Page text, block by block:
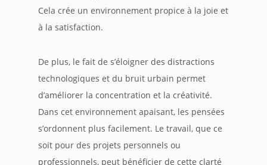
Cela crée un environnement propice à la joie et
à la satisfaction.
De plus, le fait de s’éloigner des distractions
technologiques et du bruit urbain permet
d’améliorer la concentration et la créativité.
Dans cet environnement apaisant, les pensées
s’ordonnent plus facilement. Le travail, que ce
soit pour des projets personnels ou
professionnels, peut bénéficier de cette clarté